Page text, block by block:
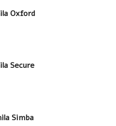
MÁS
Osman
MÁS
Oxford
MÁS
Secure